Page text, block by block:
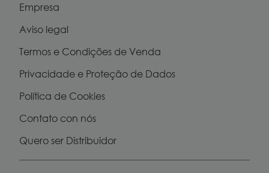
Empresa
Aviso legal
Termos e Condições de Venda
Privacidade e Proteção de Dados
Política de Cookies
Contato con nós
Quero ser Distribuidor